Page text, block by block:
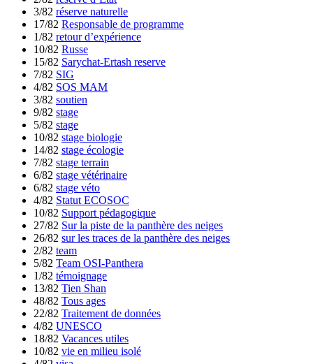
3/82 réserve naturelle
17/82 Responsable de programme
1/82 retour d’expérience
10/82 Russe
15/82 Sarychat-Ertash reserve
7/82 SIG
4/82 SOS MAM
3/82 soutien
9/82 stage
5/82 stage
10/82 stage biologie
14/82 stage écologie
7/82 stage terrain
6/82 stage vétérinaire
6/82 stage véto
4/82 Statut ECOSOC
10/82 Support pédagogique
27/82 Sur la piste de la panthère des neiges
26/82 sur les traces de la panthère des neiges
2/82 team
5/82 Team OSI-Panthera
1/82 témoignage
13/82 Tien Shan
48/82 Tous ages
22/82 Traitement de données
4/82 UNESCO
18/82 Vacances utiles
10/82 vie en milieu isolé